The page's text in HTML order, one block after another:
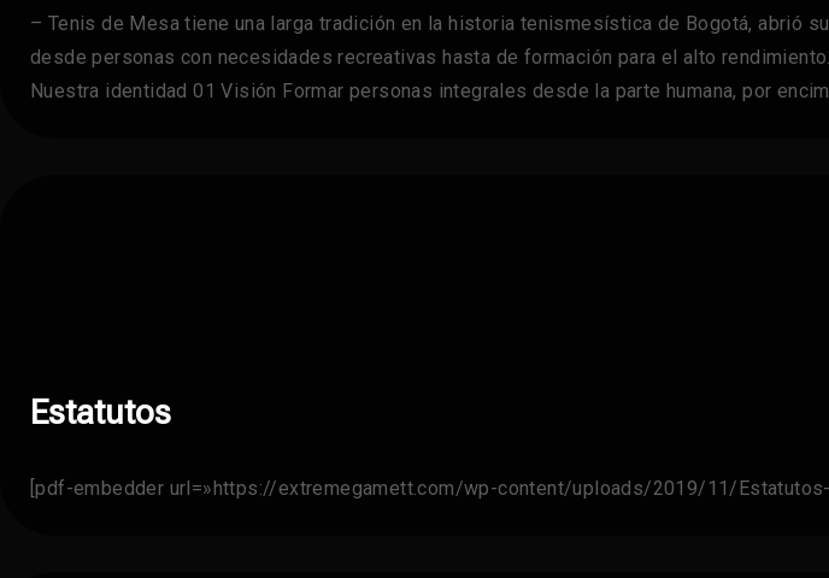
– Tenis de Mesa tiene una larga tradición en la historia tenismesística de Bogotá, abrió
desde personas con necesidades recreativas hasta de formación para el alto
Nuestra identidad 01 Visión Formar personas integrales desde la parte humana, por
Estatutos
[pdf-embedder url=»https://extremegamett.com/wp-content/uploads/2019/11/